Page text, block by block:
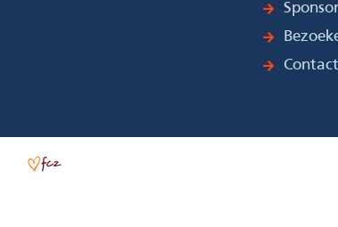
Contact